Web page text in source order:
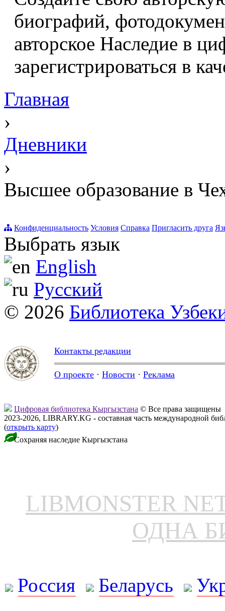
биографий,
авторское Наследие в
зарегистрироваться в
Главная
›
Дневники
›
Высшее образование в
Конфиденциальность Условия Справка Пригласить друга
Выбрать язык
English
Русский
© 2026 Библиотека
Контакты редакции
О проекте · Новости · Реклама
Цифровая библиотека Кыргызстана © Все права защищены
2023-2026, LIBRARY.KG - составная часть международной
(открыть карту)
Сохраняя наследие Кыргызстана
LIBMONSTER
ОДНА
Россия Беларусь